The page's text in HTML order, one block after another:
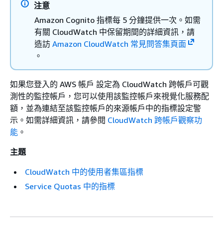
注意
Amazon Cognito 指標每 5 分鐘提供一次。如需
有關 CloudWatch 中保留期間的詳細資訊，請
造訪 Amazon CloudWatch 常見問答集頁面
。
如果您登入的 AWS 帳戶 設定為 CloudWatch 跨帳戶可觀
測性的監控帳戶，您可以使用該監控帳戶來視覺化服務配
額，並為連結至該監控帳戶的來源帳戶中的指標設定警
示。如需詳細資訊，請參閱 CloudWatch 跨帳戶觀察功
能 。
主題
CloudWatch 中的使用者集區指標
Service Quotas 中的指標